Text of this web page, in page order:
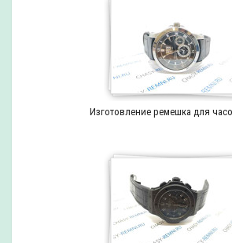
Изготовление ремешка для